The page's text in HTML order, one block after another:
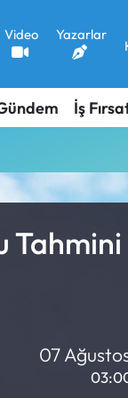
Video Yazarlar
İş
Tahmini
07